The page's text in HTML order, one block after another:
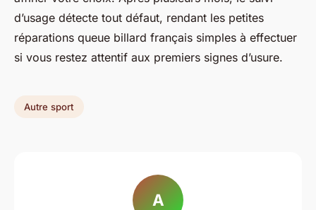
d’usage détecte tout défaut, rendant les petites
réparations queue billard français simples à effectuer
si vous restez attentif aux premiers signes d’usure.
Autre sport
A